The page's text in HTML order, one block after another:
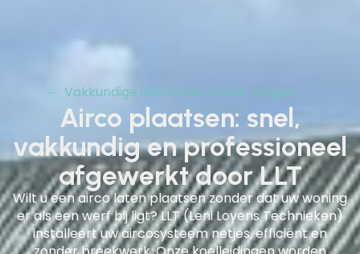
Vakkundige installatie zonder zorgen
Airco plaatsen: snel,
vakkundig en professioneel
afgewerkt door LLT
Wilt u een airco laten plaatsen zonder dat uw woning
er als een werf bij ligt? LLT (Leni Loyens Technieken)
installeert uw aircosysteem netjes, efficiënt en